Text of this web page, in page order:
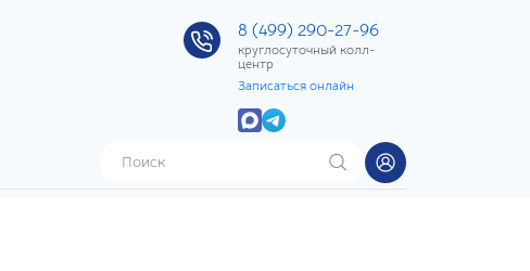
8 (499) 290-27-96
круглосуточный колл-
центр
Записаться онлайн